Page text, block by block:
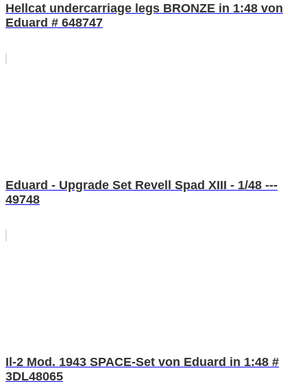
Hellcat undercarriage legs BRONZE in 1:48 von
Eduard # 648747
Eduard - Upgrade Set Revell Spad XIII - 1/48 ---
49748
Il-2 Mod. 1943 SPACE-Set von Eduard in 1:48 #
3DL48065